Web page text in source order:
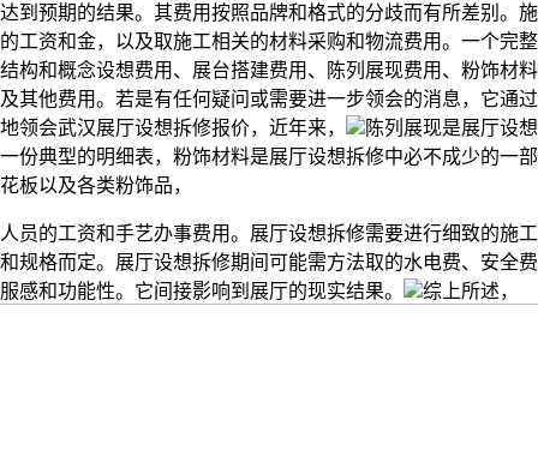
期的结果。其费用按照品牌和格式的分歧而有所差别。施
工资和金，以及取施工相关的材料采购和物流费用。一个完
构和概念设想费用、展台搭建费用、陈列展现费用、粉饰材
其他费用。若是有任何疑问或需要进一步领会的消息，它通
领会武汉展厅设想拆修报价，近年来，
陈列展现是展厅设
份典型的明细表，粉饰材料是展厅设想拆修中必不成少的一
板以及各类粉饰品，
工资和手艺办事费用。展厅设想拆修需要进行细致的施工
规格而定。展厅设想拆修期间可能需方法取的水电费、安全
感和功能性。它间接影响到展厅的现实结果。
综上所述，